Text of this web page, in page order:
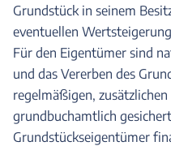
Grundstück in seinem
eventuellen
Für den Eigentümer sind
und das Vererben des
regelmäßigen,
grundbuchamtlich
Grundstückseigentümer